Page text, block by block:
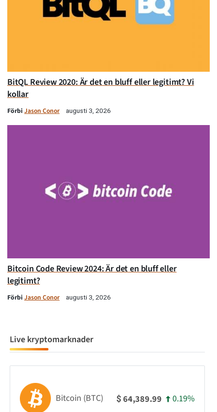
BitQL Review 2020: Är det en bluff eller legitimt? Vi
kollar
Förbi Jason Conor augusti 3, 2026
Bitcoin Code Review 2024: Är det en bluff eller
legitimt?
Förbi Jason Conor augusti 3, 2026
Live kryptomarknader
Bitcoin (BTC) $64,389.99 0.19%